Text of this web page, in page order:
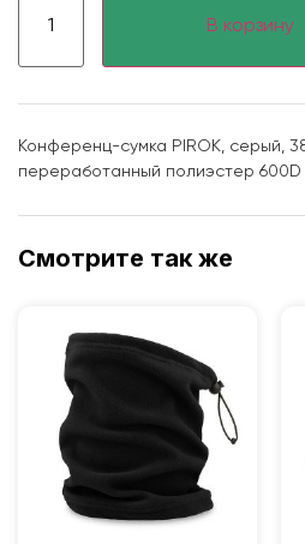
В корзину
Конференц-сумка PIROK, серый,
переработанный полиэстер 600D
Смотрите так же